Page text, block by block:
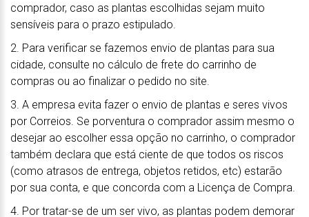
comprador, caso as plantas escolhidas sejam muito
sensíveis para o prazo estipulado.
2. Para verificar se fazemos envio de plantas para sua
cidade, consulte no cálculo de frete do carrinho de
compras ou ao finalizar o pedido no site.
3. A empresa evita fazer o envio de plantas e seres vivos
por Correios. Se porventura o comprador assim mesmo o
desejar ao escolher essa opção no carrinho, o comprador
também declara que está ciente de que todos os riscos
(como atrasos de entrega, objetos retidos, etc) estarão
por sua conta, e que concorda com a Licença de Compra.
4. Por tratar-se de um ser vivo, as plantas podem demorar